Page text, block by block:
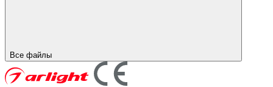
Все файлы